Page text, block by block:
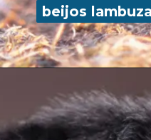
beijos
beijos